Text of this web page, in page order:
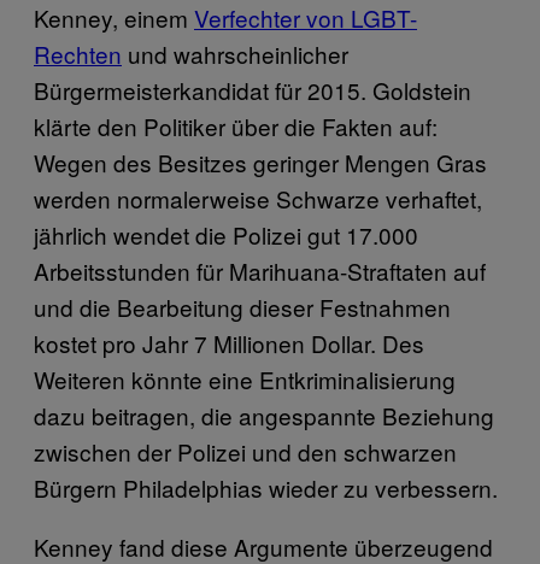
Kenney, einem Verfechter von LGBT-
Rechten und wahrscheinlicher
Bürgermeisterkandidat für 2015. Goldstein
klärte den Politiker über die Fakten auf:
Wegen des Besitzes geringer Mengen Gras
werden normalerweise Schwarze verhaftet,
jährlich wendet die Polizei gut 17.000
Arbeitsstunden für Marihuana-Straftaten auf
und die Bearbeitung dieser Festnahmen
kostet pro Jahr 7 Millionen Dollar. Des
Weiteren könnte eine Entkriminalisierung
dazu beitragen, die angespannte Beziehung
zwischen der Polizei und den schwarzen
Bürgern Philadelphias wieder zu verbessern.
Kenney fand diese Argumente überzeugend